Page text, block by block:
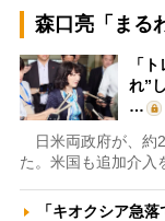
森口亮「まる
「
れ”
…
日米両政府が、約
た。米国も追加介入
「キオクシア急